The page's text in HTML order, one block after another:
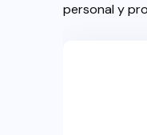
personal y